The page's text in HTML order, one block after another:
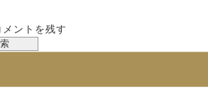
メントを残す